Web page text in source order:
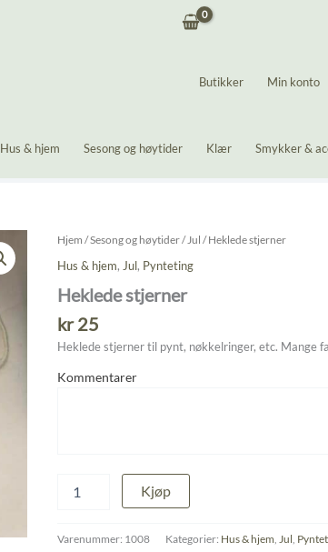
Butikker Min konto
Hus & hjem Sesong og høytider Klær Smykker &
Hjem /Sesong og høytider/Jul / Heklede stjerner
Hus & hjem, Jul, Pynteting
Heklede stjerner
kr25
Heklede stjerner til pynt, nøkkelringer, etc. Mange
Kommentarer
stjerner
Kjøp
Varenummer: 1008 Kategorier: Hus & hjem Jul